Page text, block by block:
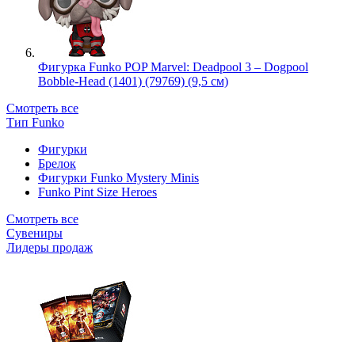
Фигурка Funko POP Marvel: Deadpool 3 – Dogpool
Bobble-Head (1401) (79769) (9,5 см)
Смотреть все
Тип Funko
Фигурки
Брелок
Фигурки Funko Mystery Minis
Funko Pint Size Heroes
Смотреть все
Сувениры
Лидеры продаж